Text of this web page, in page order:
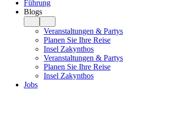
Führung
Blogs
Veranstaltungen & Partys
Planen Sie Ihre Reise
Insel Zakynthos
Veranstaltungen & Partys
Planen Sie Ihre Reise
Insel Zakynthos
Jobs